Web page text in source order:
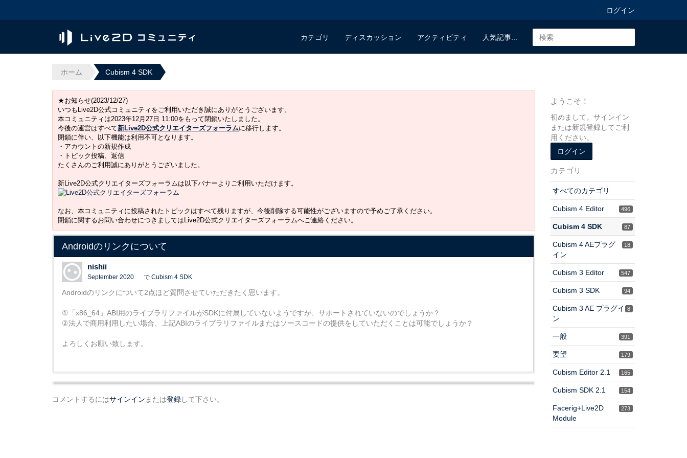
ログイン
カテゴリ ディスカッション アクティビティ 人気記事...
ホーム Cubism 4 SDK
★お知らせ(2023/12/27)
いつもLive2D公式コミュニティをご利用いただき誠にありがとうございます。
本コミュニティは2023年12月27日 11:00をもって閉鎖いたしました。
今後の運営はすべて新Live2D公式クリエイターズフォーラムに移行します。
閉鎖に伴い、以下機能は利用不可となります。
・アカウントの新規作成
・トピック投稿、返信
たくさんのご利用誠にありがとうございました。
新Live2D公式クリエイターズフォーラムは以下バナーよりご利用いただけます。
なお、本コミュニティに投稿されたトピックはすべて残りますが、今後削除する可能性がございますので予めご了承ください。
閉鎖に関するお問い合わせにつきましてはLive2D公式クリエイターズフォーラムへご連絡ください。
Androidのリンクについて
nishii
September 2020 で Cubism 4 SDK
Androidのリンクについて2点ほど質問させていただきたく思います。
①「x86_64」ABI用のライブラリファイルがSDKに付属していないようですが、サポートされていないのでしょうか？
②法人で商用利用したい場合、上記ABIのライブラリファイルまたはソースコードの提供をしていただくことは可能でしょうか？
よろしくお願い致します。
コメントするにはサインイン または登録して下さい。
ようこそ！
初めまして。サインイン
または新規登録してご利
用ください。
ログイン
カテゴリ
すべてのカテゴリ
496
Cubism 4 Editor
87
Cubism 4 SDK
18
Cubism 4 AEプラグ
イン
547
Cubism 3 Editor
94
Cubism 3 SDK
8
Cubism 3 AE プラグイ
ン
391
一般
179
要望
165
Cubism Editor 2.1
154
Cubism SDK 2.1
273
Facerig+Live2D
Module